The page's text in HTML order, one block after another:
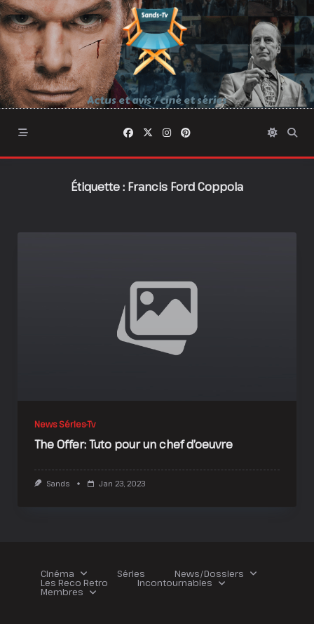
Skip
to
content
Actus et avis / ciné et séries
Étiquette : Francis Ford Coppola
News Séries-Tv
The Offer: Tuto pour un chef d’oeuvre
Sands Jan 23, 2023
Cinéma Séries News/Dossiers
Les Reco Retro Incontournables
Membres